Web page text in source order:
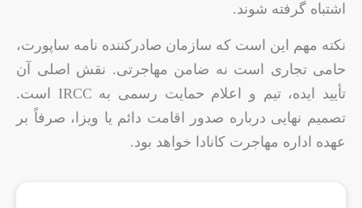
اشتباه گرفته شوند.
نکته مهم این است که سازمان صادرکننده نامه ساپورت،
حامی تجاری است نه ضامن مهاجرتی. نقش اصلی آن
تأیید ایده، تیم و اعلام حمایت رسمی به IRCC است.
تصمیم نهایی درباره صدور اقامت دائم یا ویزا، صرفاً بر
عهده اداره مهاجرت کانادا خواهد بود.